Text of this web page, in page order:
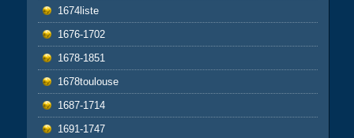
1674liste
1676-1702
1678-1851
1678toulouse
1687-1714
1691-1747